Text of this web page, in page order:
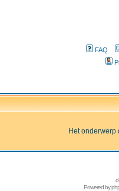
FAQ
Het onderwerp
Powered by